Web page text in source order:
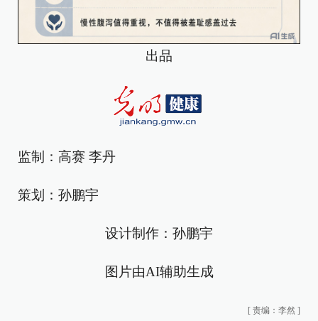
出品
监制：高赛 李丹
策划：孙鹏宇
设计制作：孙鹏宇
图片由AI辅助生成
[ 责编：李然 ]